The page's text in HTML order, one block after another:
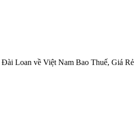
Loan về Việt Nam Bao Thuế, Giá Rẻ